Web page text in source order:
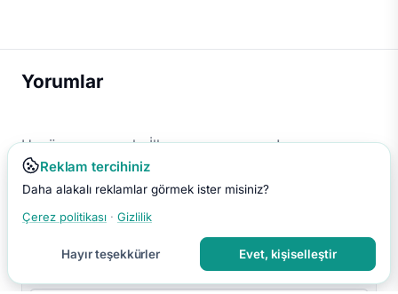
Yorumlar
Henüz yorum yok. İlk yorumu sen yap!
Reklam tercihiniz
Daha alakalı reklamlar görmek ister misiniz?
Çerez politikası · Gizlilik
Hayır teşekkürler Evet, kişiselleştir